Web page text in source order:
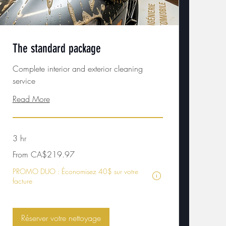
price are calculated at checkout.
The standard package
Complete interior and exterior cleaning
service
Read More
3 hr
219.97
From CA$219.97
PROMO DUO : Économisez 40$ sur votre
facture
Réserver votre nettoyage